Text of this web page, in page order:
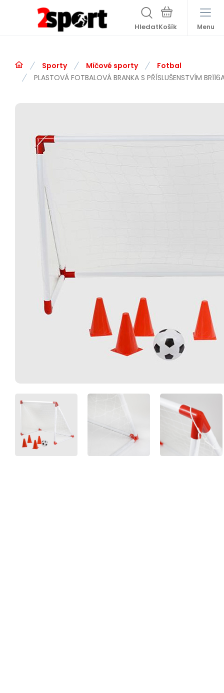
Hledat Menu
Sporty Míčové sporty
Fotbal
PLASTOVÁ FOTBALOVÁ BRANKA S PŘÍSLUŠENSTVÍM